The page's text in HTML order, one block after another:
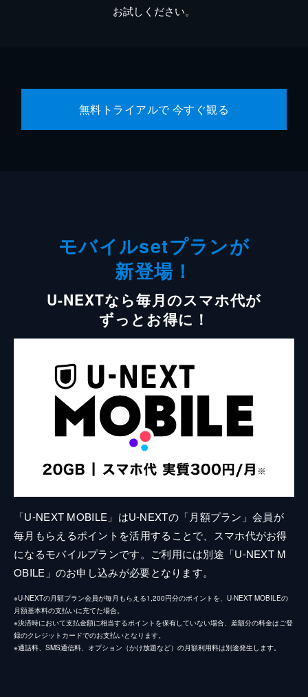
お試しください。
無料トライアルで 今すぐ観る
モバイルsetプランが
新登場！
U-NEXTなら毎月のスマホ代が
ずっとお得に！
「U-NEXT MOBILE」はU-NEXTの「月額プラン」会員が
毎月もらえるポイントを活用することで、スマホ代がお得
になるモバイルプランです。ご利用には別途「U-NEXT M
OBILE」のお申し込みが必要となります。
※U-NEXTの月額プラン会員が毎月もらえる1,200円分のポイントを、U-NEXT MOBILEの
月額基本料の支払いに充てた場合。
※決済時において支払金額に相当するポイントを保有していない場合、差額分の料金はご登
録のクレジットカードでのお支払いとなります。
※通話料、SMS通信料、オプション（かけ放題など）の月額利用料は別途発生します。